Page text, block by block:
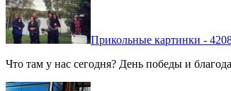
Прикольные картинки -
Что там у нас сегодня? День победы и